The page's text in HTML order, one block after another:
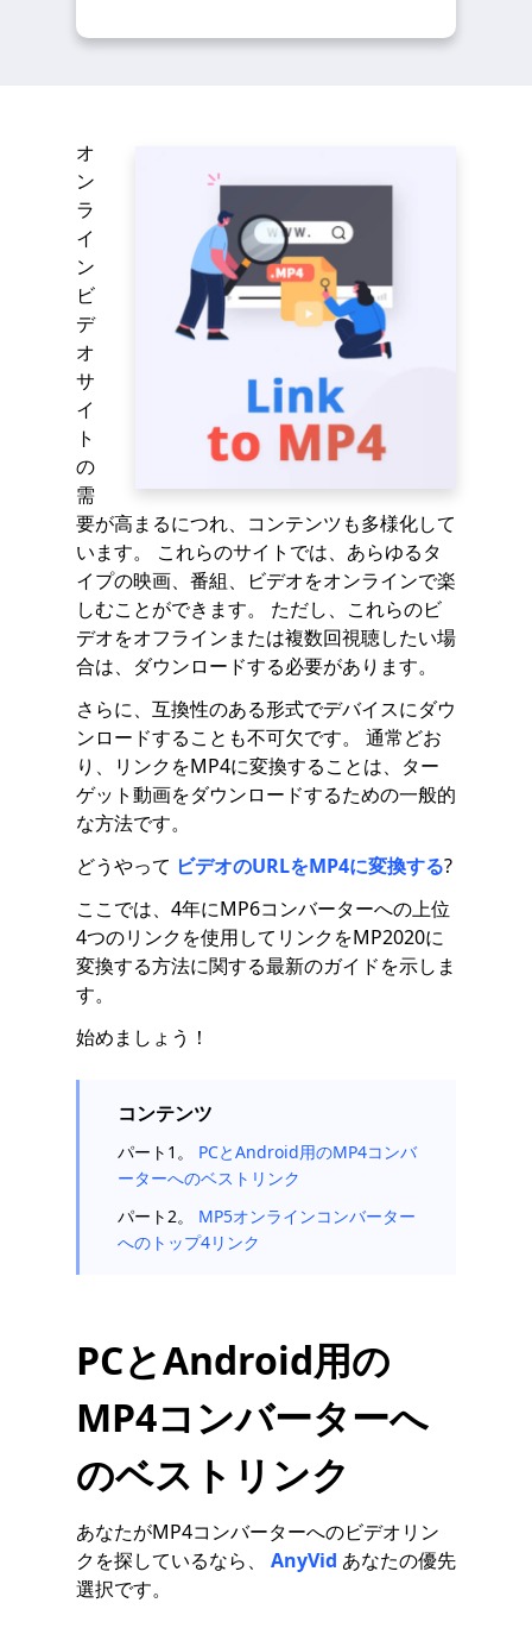
オ
ン
ラ
イ
ン
ビ
デ
オ
サ
イ
ト
の
需
要が高まるにつれ、コンテンツも多様化して
います。 これらのサイトでは、あらゆるタ
イプの映画、番組、ビデオをオンラインで楽
しむことができます。 ただし、これらのビ
デオをオフラインまたは複数回視聴したい場
合は、ダウンロードする必要があります。
さらに、互換性のある形式でデバイスにダウ
ンロードすることも不可欠です。 通常どお
り、リンクをMP4に変換することは、ター
ゲット動画をダウンロードするための一般的
な方法です。
どうやって ビデオのURLをMP4に変換する?
ここでは、4年にMP6コンバーターへの上位
4つのリンクを使用してリンクをMP2020に
変換する方法に関する最新のガイドを示しま
す。
始めましょう！
コンテンツ
パート1。 PCとAndroid用のMP4コンバ
ーターへのベストリンク
パート2。 MP5オンラインコンバーター
へのトップ4リンク
PCとAndroid用の
MP4コンバーターへ
のベストリンク
あなたがMP4コンバーターへのビデオリン
クを探しているなら、 AnyVid あなたの優先
選択です。